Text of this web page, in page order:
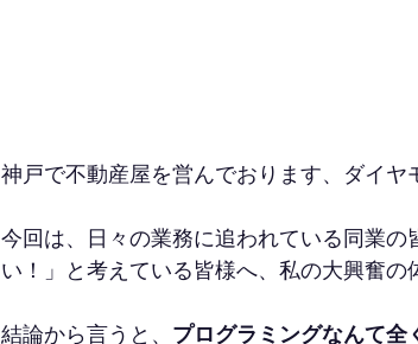
神戸で不動産屋を営んでおります、ダイヤ
今回は、日々の業務に追われている同業
い！」と考えている皆様へ、私の大興奮の
結論から言うと、 プログラミングなんて